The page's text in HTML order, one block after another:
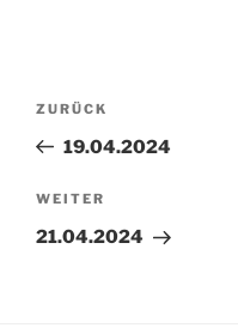
Beitragsnavigation
Vorheriger
Beitrag
ZURÜCK
19.04.2024
Nächster
Beitrag
WEITER
21.04.2024